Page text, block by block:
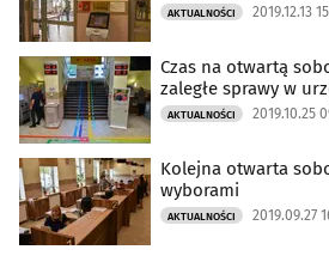
AKTUALNOŚCI 2019.12.13
Czas na otwartą
zaległe sprawy w
AKTUALNOŚCI 2019.10.25
Kolejna otwarta
wyborami
AKTUALNOŚCI 2019.09.27